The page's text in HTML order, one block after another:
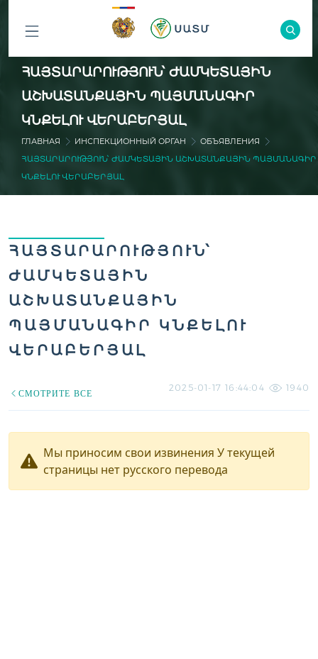
ԲՈԼՈՐ
ԲԱԺԻՆՆԵՐԸ
ՀԱՅՏԱՐԱՐՈՒԹՅՈՒՆ՝ ԺԱՄԿԵՏԱՅԻՆ
ԱՇԽԱՏԱՆՔԱՅԻՆ ՊԱՅՄԱՆԱԳԻՐ
ԿՆՔԵԼՈՒ ՎԵՐԱԲԵՐՅԱԼ
ГЛАВНАЯ ИНСПЕКЦИОННЫЙ ОРГАН
ОБЪЯВЛЕНИЯ
ՀԱՅՏԱՐԱՐՈՒԹՅՈՒՆ՝ ԺԱՄԿԵՏԱՅԻՆ ԱՇԽԱՏԱՆՔԱՅԻՆ ՊԱՅՄԱՆԱԳԻՐ
ԿՆՔԵԼՈՒ ՎԵՐԱԲԵՐՅԱԼ
ՀԱՅՏԱՐԱՐՈՒԹՅՈՒՆ՝
ԺԱՄԿԵՏԱՅԻՆ
ԱՇԽԱՏԱՆՔԱՅԻՆ
ՊԱՅՄԱՆԱԳԻՐ ԿՆՔԵԼՈՒ
ՎԵՐԱԲԵՐՅԱԼ
СМОТРИТЕ ВСЕ
2025-01-17 16:44:04 1940
Мы приносим свои извинения У текущей
страницы нет русского перевода